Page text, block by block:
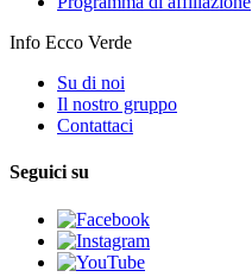
Info Ecco Verde
Su di noi
Il nostro gruppo
Contattaci
Seguici su